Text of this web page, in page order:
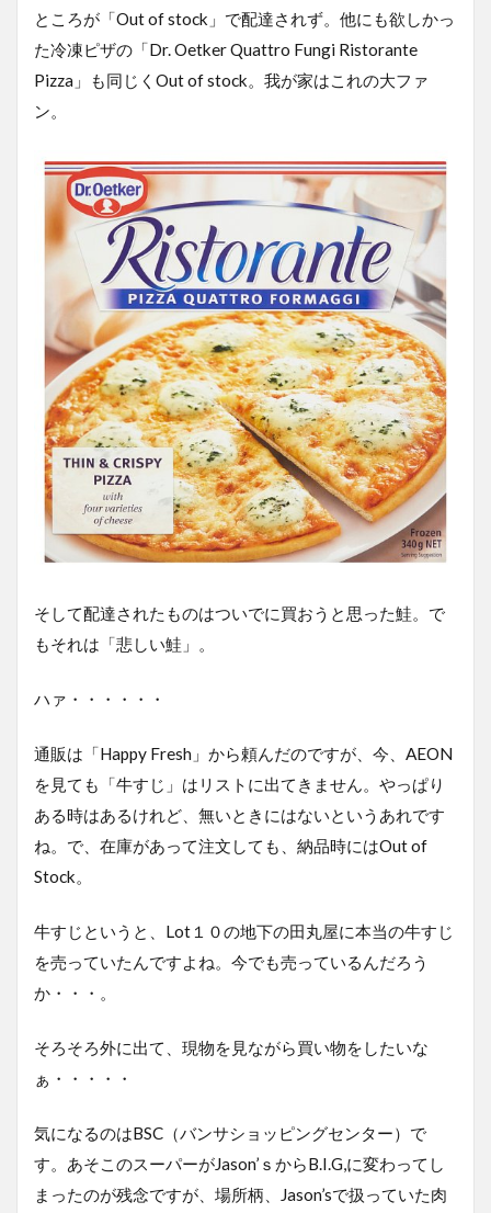
ところが「Out of stock」で配達されず。他にも欲しかっ
た冷凍ピザの「Dr. Oetker Quattro Fungi Ristorante
Pizza」も同じくOut of stock。我が家はこれの大ファ
ン。
そして配達されたものはついでに買おうと思った鮭。で
もそれは「悲しい鮭」。
ハァ・・・・・・
通販は「Happy Fresh」から頼んだのですが、今、AEON
を見ても「牛すじ」はリストに出てきません。やっぱり
ある時はあるけれど、無いときにはないというあれです
ね。で、在庫があって注文しても、納品時にはOut of
Stock。
牛すじというと、Lot１０の地下の田丸屋に本当の牛すじ
を売っていたんですよね。今でも売っているんだろう
か・・・。
そろそろ外に出て、現物を見ながら買い物をしたいな
ぁ・・・・・
気になるのはBSC（バンサショッピングセンター）で
す。あそこのスーパーがJason’ｓからB.I.G,に変わってし
まったのが残念ですが、場所柄、Jason’sで扱っていた肉